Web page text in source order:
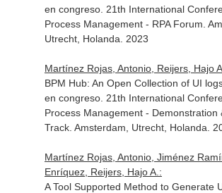
en congreso. 21th International
Process Management - RPA Forum.
Utrecht, Holanda. 2023
Martínez Rojas, Antonio, Reijers, Hajo
BPM Hub: An Open Collection of UI
en congreso. 21th International
Process Management - Demonstration
Track. Amsterdam, Utrecht, Holanda.
Martínez Rojas, Antonio, Jiménez
Enríquez, Reijers, Hajo A.:
A Tool Supported Method to Generate